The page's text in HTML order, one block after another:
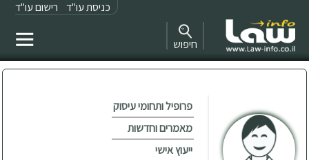
כניסת עו"ד רישום עו"ד
חיפוש
פרופיל ותחומי עיסוק
מאמרים וחדשות
ייעוץ אישי